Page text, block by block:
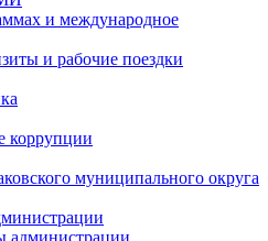
и международное
и рабочие поездки
коррупции
муниципального округа